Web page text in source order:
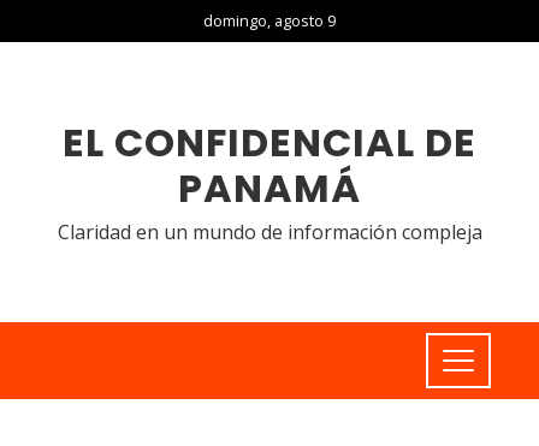
domingo, agosto 9
EL CONFIDENCIAL DE
PANAMÁ
Claridad en un mundo de información compleja